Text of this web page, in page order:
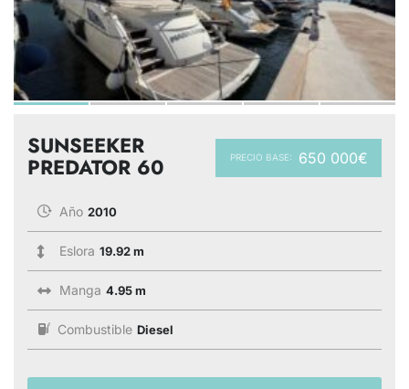
PRECIO BASE: 650 000€
SUNSEEKER
PREDATOR 60
Año 2010
Eslora 19.92 m
Manga 4.95 m
Combustible Diesel